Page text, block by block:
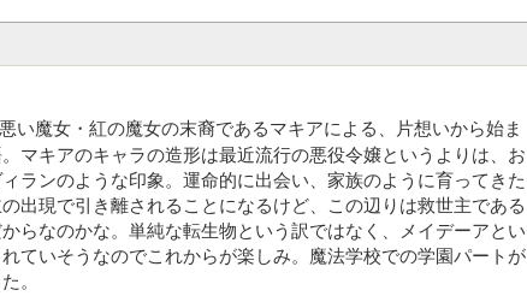
い魔女・紅の魔女の末裔であるマキアによる、片想いから始ま
マキアのキャラの造形は最近流行の悪役令嬢というよりは、お
ランのような印象。運命的に出会い、家族のように育ってきた
出現で引き離されることになるけど、この辺りは救世主である
らなのかな。単純な転生物という訳ではなく、メイデーアとい
ていそうなのでこれからが楽しみ。魔法学校での学園パートが
。